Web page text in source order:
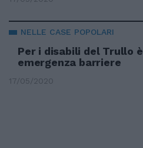
NELLE CASE POPOLARI
Per i disabili del Trullo è
emergenza barriere
17/05/2020